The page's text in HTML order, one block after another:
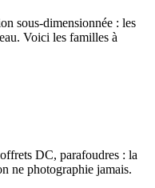
sous-dimensionnée : les
Voici les familles à
DC, parafoudres : la
ne photographie jamais.